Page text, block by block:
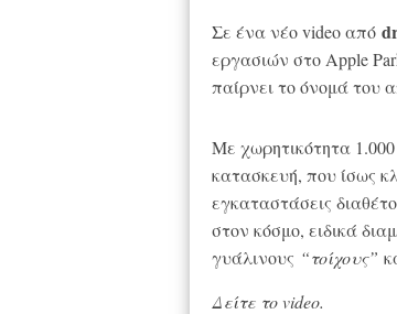
Σε ένα νέο video από
εργασιών στο Apple
παίρνει το όνομά του
Με χωρητικότητα
κατασκευή, που ίσως
εγκαταστάσεις
στον κόσμο, ειδικά
γυάλινους “τοίχους”
Δείτε το video.